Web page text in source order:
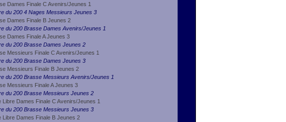
Dames Finale C Avenirs/Jeunes 1
du 200 4 Nages Messieurs Jeunes 3
Dames Finale B Jeunes 2
du 200 Brasse Dames Avenirs/Jeunes 1
Dames Finale A Jeunes 3
du 200 Brasse Dames Jeunes 2
Messieurs Finale C Avenirs/Jeunes 1
du 200 Brasse Dames Jeunes 3
Messieurs Finale B Jeunes 2
du 200 Brasse Messieurs Avenirs/Jeunes 1
Messieurs Finale A Jeunes 3
du 200 Brasse Messieurs Jeunes 2
Libre Dames Finale C Avenirs/Jeunes 1
du 200 Brasse Messieurs Jeunes 3
Libre Dames Finale B Jeunes 2